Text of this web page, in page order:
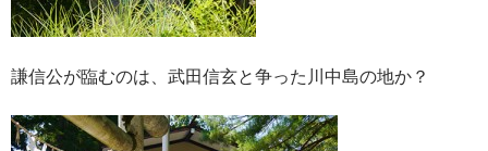
謙信公が臨むのは、武田信玄と争った川中島の地か？